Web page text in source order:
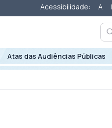
Acessibilidade: A |
Atas das Audiências Públicas